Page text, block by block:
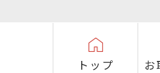
トップ お